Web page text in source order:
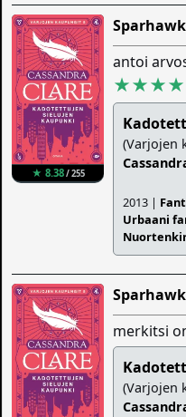
★ 8.38/ 255
Sparhawk
antoi
(Varjojen
2013 |
Urbaani
Sparhawk
merkitsi
(Varjojen